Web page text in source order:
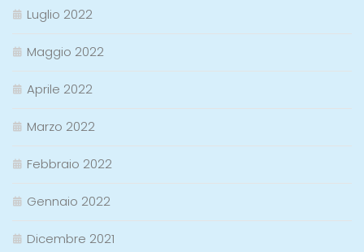
Luglio 2022
Maggio 2022
Aprile 2022
Marzo 2022
Febbraio 2022
Gennaio 2022
Dicembre 2021